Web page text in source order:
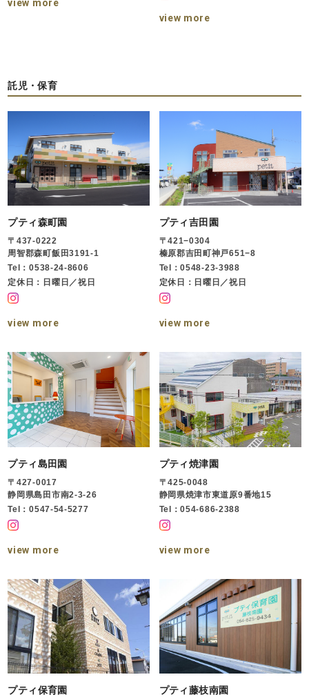
view more
view more
託児・保育
プティ森町園
〒437-0222
周智郡森町飯田3191-1
Tel：0538-24-8606
定休日：日曜日／祝日
view more
プティ吉田園
〒421−0304
榛原郡吉田町神戸651−8
Tel：0548-23-3988
定休日：日曜日／祝日
view more
プティ島田園
〒427-0017
静岡県島田市南2-3-26
Tel：0547-54-5277
view more
プティ焼津園
〒425-0048
静岡県焼津市東道原9番地15
Tel：054-686-2388
view more
プティ保育園 プティ藤枝南園